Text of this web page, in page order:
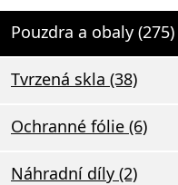
Pouzdra a obaly (275)
Tvrzená skla (38)
Ochranné fólie (6)
Náhradní díly (2)
EP-P2400BBE 15W
pro Bezdrátové
Black